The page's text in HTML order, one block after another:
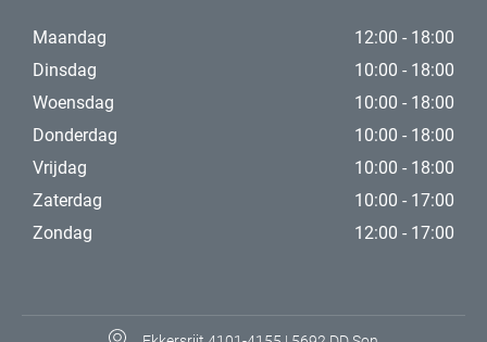
Maandag
12:00 - 18:00
Dinsdag
10:00 - 18:00
Woensdag
10:00 - 18:00
Donderdag
10:00 - 18:00
Vrijdag
10:00 - 18:00
Zaterdag
10:00 - 17:00
Zondag
12:00 - 17:00